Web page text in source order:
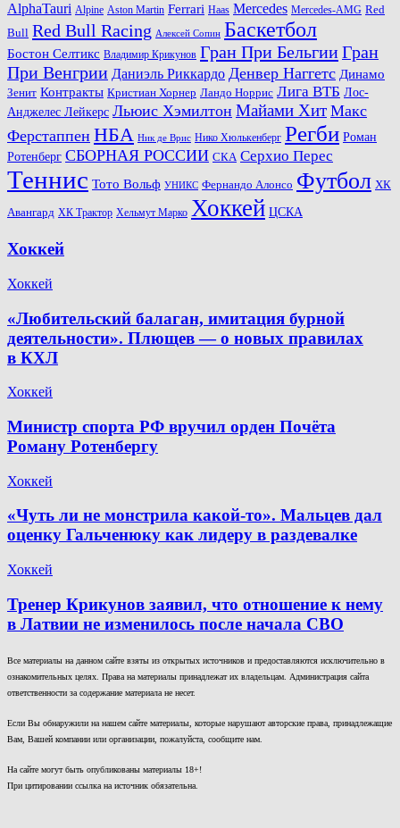
AlphaTauri Alpine Aston Martin Ferrari Haas Mercedes Mercedes-AMG Red
Bull Red Bull Racing Алексей Сопин Баскетбол
Бостон Селтикс Владимир Крикунов Гран При БельгииГран
При Венгрии Даниэль Риккардо Денвер Наггетс Динамо
Зенит Контракты Кристиан Хорнер Ландо Норрис Лига ВТБ Лос-
Анджелес Лейкерс Льюис Хэмилтон Майами Хит Макс
Ферстаппен НБА Ник де Врис Нико Хюлькенберг Регби Роман
Ротенберг СБОРНАЯ РОССИИ СКА Серхио Перес
Теннис Тото Вольф УНИКС Фернандо Алонсо Футбол ХК
Авангард ХК Трактор Хельмут Марко Хоккей ЦСКА
Хоккей
Хоккей
«Любительский балаган, имитация бурной
деятельности». Плющев — о новых правилах
в КХЛ
Хоккей
Министр спорта РФ вручил орден Почёта
Роману Ротенбергу
Хоккей
«Чуть ли не монстрила какой-то». Мальцев дал
оценку Гальченюку как лидеру в раздевалке
Хоккей
Тренер Крикунов заявил, что отношение к нему
в Латвии не изменилось после начала СВО
Все материалы на данном сайте взяты из открытых источников и предоставляются исключительно в
ознакомительных целях. Права на материалы принадлежат их владельцам. Администрация сайта
ответственности за содержание материала не несет.
Если Вы обнаружили на нашем сайте материалы, которые нарушают авторские права, принадлежащие
Вам, Вашей компании или организации, пожалуйста, сообщите нам.
На сайте могут быть опубликованы материалы 18+!
При цитировании ссылка на источник обязательна.